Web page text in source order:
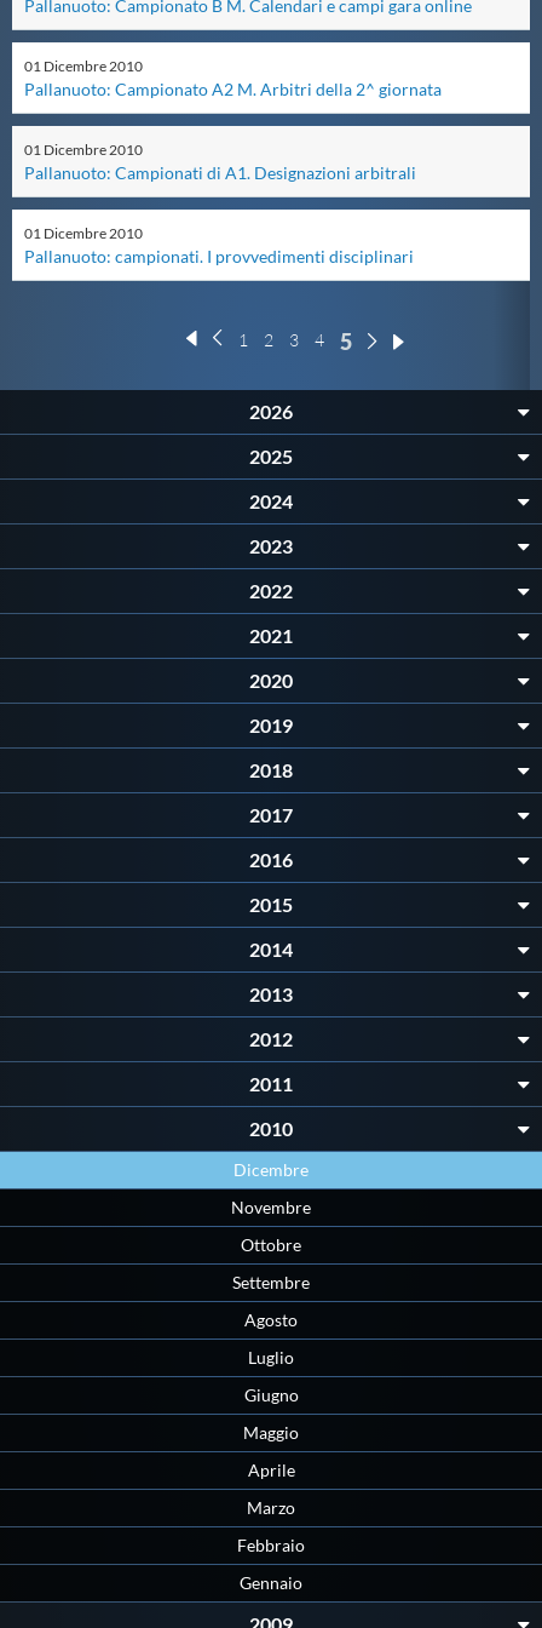
Master
Formazione
GUG
Scuole Nuoto
Protezione Civile
Privacy
Archivio News
Flash News
Videogallery
Intranet
Webmail
Contatti
Mappa del sito
Pallanuoto: Campionato B M. Calendari e campi gara online
01 Dicembre2010
Pallanuoto: Campionato A2 M. Arbitri della 2^ giornata
01 Dicembre2010
Pallanuoto: Campionati di A1. Designazioni arbitrali
01 Dicembre2010
Pallanuoto: campionati. I provvedimenti disciplinari
1 2 3 4 5
2026
2025
2024
2023
2022
2021
2020
2019
2018
2017
2016
2015
2014
2013
2012
2011
2010
Dicembre
Novembre
Ottobre
Settembre
Agosto
Luglio
Giugno
Maggio
Aprile
Marzo
Febbraio
Gennaio